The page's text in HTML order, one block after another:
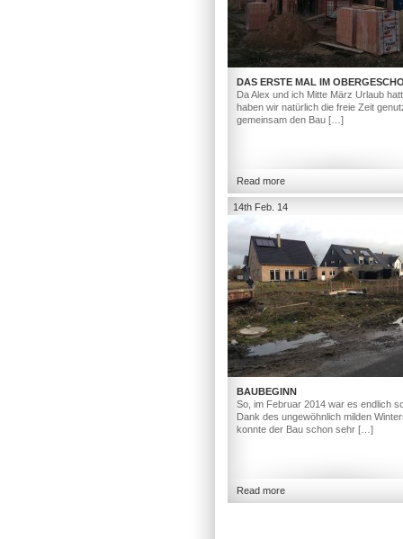
DAS ERSTE MAL IM
Da Alex und ich Mitte März Urlaub
haben wir natürlich die freie Zeit
gemeinsam den Bau […]
Read more
14th Feb. 14
BAUBEGINN
So, im Februar 2014 war es endlich
Dank des ungewöhnlich milden
konnte der Bau schon sehr […]
Read more